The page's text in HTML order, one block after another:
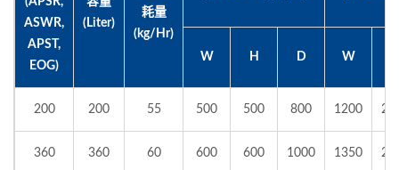
ASWR,
APST,
EOG)
(Liter)
耗量
(kg/Hr)
W H D W
200 200 55 500 500 800 1200
360 360 60 600 600 1000 1350